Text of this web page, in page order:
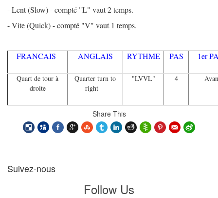
- Lent (Slow) - compté "L" vaut 2 temps.
- Vite (Quick) - compté "V" vaut 1 temps.
FRANCAIS ANGLAIS RYTHME PAS 1er
Quart de tour à
droite
Quarter turn to
right
"LVVL" 4
Share This
Suivez-nous
Follow Us